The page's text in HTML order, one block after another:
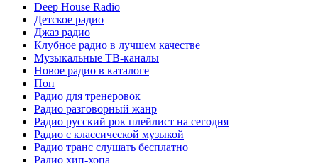
Deep House Radio
Детское радио
Джаз радио
Клубное радио в лучшем качестве
Музыкальные ТВ-каналы
Новое радио в каталоге
Поп
Радио для тренеровок
Радио разговорный жанр
Радио русский рок плейлист на сегодня
Радио с классической музыкой
Радио транс слушать бесплатно
Радио хип-хопа